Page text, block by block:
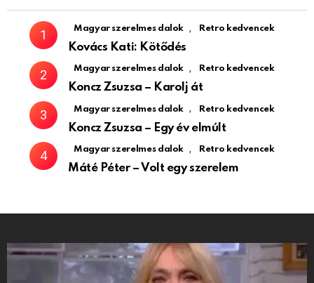
Magyar szerelmes dalok , Retro kedvencek
Kovács Kati: Kötődés
Magyar szerelmes dalok , Retro kedvencek
Koncz Zsuzsa – Karolj át
Magyar szerelmes dalok , Retro kedvencek
Koncz Zsuzsa – Egy év elmúlt
Magyar szerelmes dalok , Retro kedvencek
Máté Péter – Volt egy szerelem